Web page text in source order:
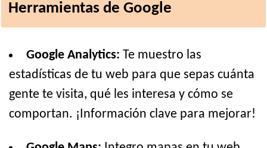
Herramientas de Google
Google Analytics: Te muestro las
estadísticas de tu web para que sepas cuánta
gente te visita, qué les interesa y cómo se
comportan. ¡Información clave para mejorar!